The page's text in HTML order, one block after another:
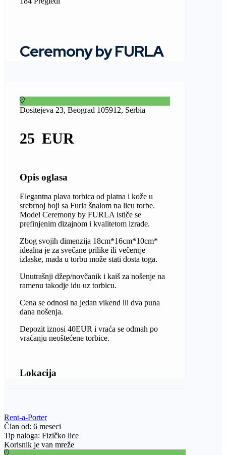
Ceremony by FURLA
Dositejeva 23, Beograd 105912, Serbia
25
Opis oglasa
Elegantna plava torbica od platna i kože u
srebrnoj boji sa Furla šnalom na licu torbe.
Model Ceremony by FURLA ističe se
prefinjenim dizajnom i kvalitetom izrade.
Zbog svojih dimenzija 18cm*16cm*10cm*
idealna je za svečane prilike ili večernje
izlaske, mada u torbu može stati dosta toga.
Unutrašnji džep/novčanik i kaiš za nošenje na
ramenu takodje idu uz torbicu.
Cena se odnosi na jedan vikend ili dva puna
dana nošenja.
Depozit iznosi 40EUR i vraća se odmah po
vraćanju neoštećene torbice.
Lokacija
Rent-a-Porter
Član od: 6 meseci
Tip naloga: Fizičko lice
Korisnik je van mreže